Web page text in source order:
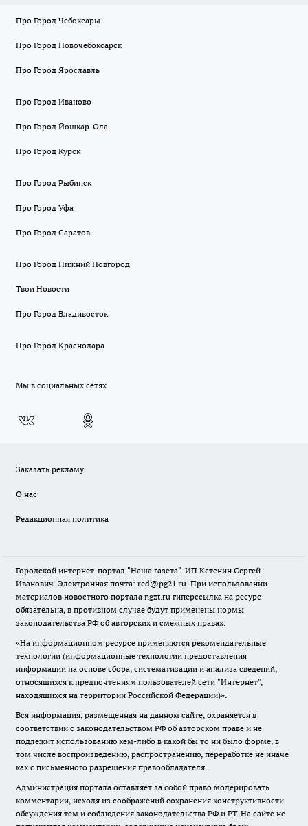
Про Город Чебоксары
Про Город Новочебоксарск
Про Город Ярославль
Про Город Иваново
Про Город Йошкар-Ола
Про Город Курск
Про Город Рыбинск
Про Город Уфа
Про Город Саратов
Про Город Нижний Новгород
Твои Новости
Про Город Владивосток
Про Город Краснодара
Мы в социальных сетях
Заказать рекламу
О нас
Редакционная политика
Городской интернет-портал "Наша газета". ИП Кстенин Сергей
Иванович. Электронная почта: red@pg21.ru. При использовании
материалов новостного портала ngzt.ru гиперссылка на ресурс
обязательна, в противном случае будут применены нормы
законодательства РФ об авторских и смежных правах.
«На информационном ресурсе применяются рекомендательные
технологии (информационные технологии предоставления
информации на основе сбора, систематизации и анализа сведений,
относящихся к предпочтениям пользователей сети "Интернет",
находящихся на территории Российской Федерации)».
Вся информация, размещенная на данном сайте, охраняется в
соответствии с законодательством РФ об авторском праве и не
подлежит использованию кем-либо в какой бы то ни было форме, в
том числе воспроизведению, распространению, переработке не иначе
как с письменного разрешения правообладателя.
Администрация портала оставляет за собой право модерировать
комментарии, исходя из соображений сохранения конструктивности
обсуждения тем и соблюдения законодательства РФ и РТ. На сайте не